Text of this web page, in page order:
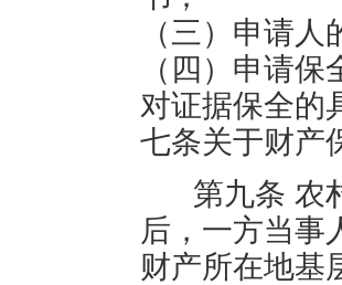
（三）申请
（四）申请
对证据保全的
七条关于财产
第九条 农村
后，一方当事
财产所在地基